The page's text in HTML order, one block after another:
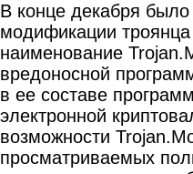
В конце декабря
модификации
наименование
вредоносной
в ее составе
электронной
возможности
просматриваемых